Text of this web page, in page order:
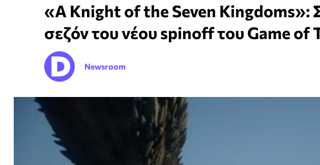
«A Knight of the Seven Kingdoms»:
σεζόν του νέου spinoff του Game of
Newsroom